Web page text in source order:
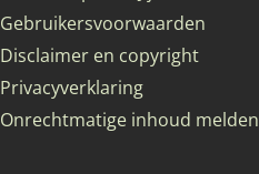
Gebruikersvoorwaarden
Disclaimer en copyright
Privacyverklaring
Onrechtmatige inhoud melden